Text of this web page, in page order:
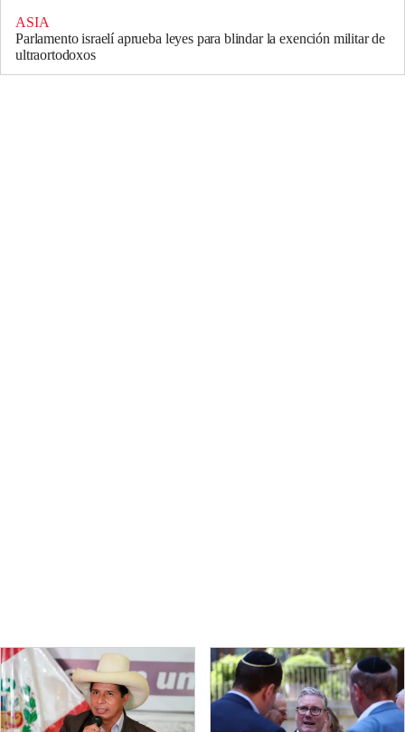
ASIA
Parlamento israelí aprueba leyes para blindar la exención militar de
ultraortodoxos